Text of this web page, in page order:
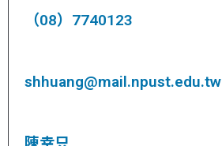
（08）7740123
shhuang@mail.npust.edu.tw